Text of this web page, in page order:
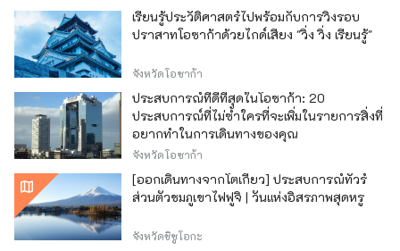
เรียนรู้ประวัติศาสตร์ไปพร้อมกับการวิ่งรอบ
ปราสาทโอซาก้าด้วยไกด์เสียง "วิ่ง วิ่ง เรียนรู้"
จังหวัดโอซาก้า
ประสบการณ์ที่ดีที่สุดในโอซาก้า: 20
ประสบการณ์ที่ไม่ซ้ำใครที่จะเพิ่มในรายการสิ่งที่
อยากทำในการเดินทางของคุณ
จังหวัดโอซาก้า
[ออกเดินทางจากโตเกียว] ประสบการณ์ทัวร์
ส่วนตัวชมภูเขาไฟฟูจิ | วันแห่งอิสรภาพสุดหรู
จังหวัดชิซูโอกะ